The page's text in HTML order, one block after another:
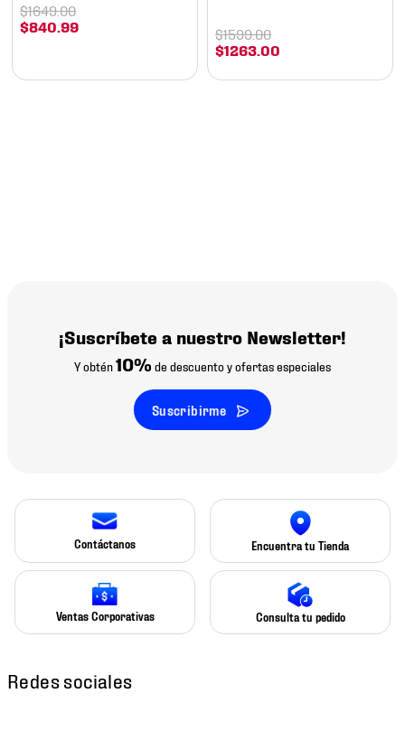
$840.99
$1649.00
$1263.00
$1599.00
¡Suscríbete a nuestro Newsletter!
Y obtén10% de descuento y ofertas especiales
Suscribirme
Contáctanos Encuentra tu Tienda
Ventas Corporativas Consulta tu pedido
Redes sociales